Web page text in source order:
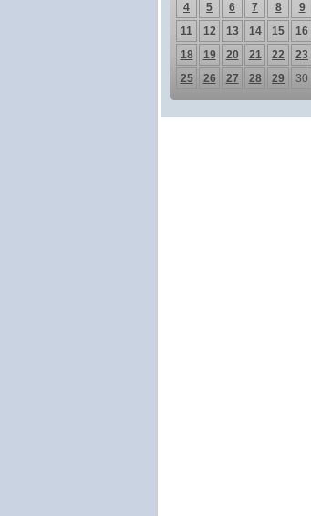
4
5 6 7 8 9
11
12 13 14 15 16
18
19 20 21 22 23
25
26 27 28 29 30